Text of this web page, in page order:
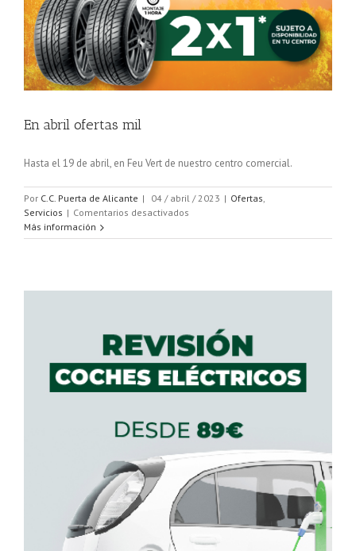
En abril ofertas mil
Hasta el 19 de abril, en Feu Vert de nuestro centro comercial.
Por C.C. Puerta de Alicante | 04 / abril / 2023 | Ofertas
Servicios | Comentarios desactivados
abril
Más información